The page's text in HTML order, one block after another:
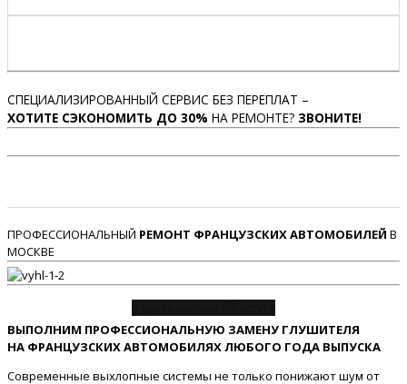
СПЕЦИАЛИЗИРОВАННЫЙ СЕРВИС БЕЗ ПЕРЕПЛАТ –
ХОТИТЕ СЭКОНОМИТЬ ДО 30% НА РЕМОНТЕ? ЗВОНИТЕ!
ПРОФЕССИОНАЛЬНЫЙ РЕМОНТ ФРАНЦУЗСКИХ АВТОМОБИЛЕЙ В
МОСКВЕ
ВЫПОЛНИМ ПРОФЕССИОНАЛЬНУЮ ЗАМЕНУ ГЛУШИТЕЛЯ
НА ФРАНЦУЗСКИХ АВТОМОБИЛЯХ ЛЮБОГО ГОДА ВЫПУСКА
Современные выхлопные системы не только понижают шум от